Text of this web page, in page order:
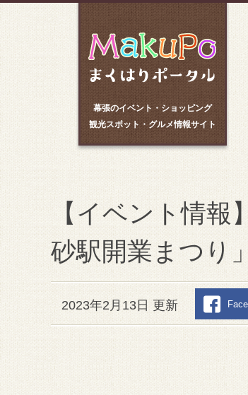
幕張のイベント・ショッピング
観光スポット・グルメ情報サイト
【イベント情報
砂駅開業まつり
2023年2月13日 更新